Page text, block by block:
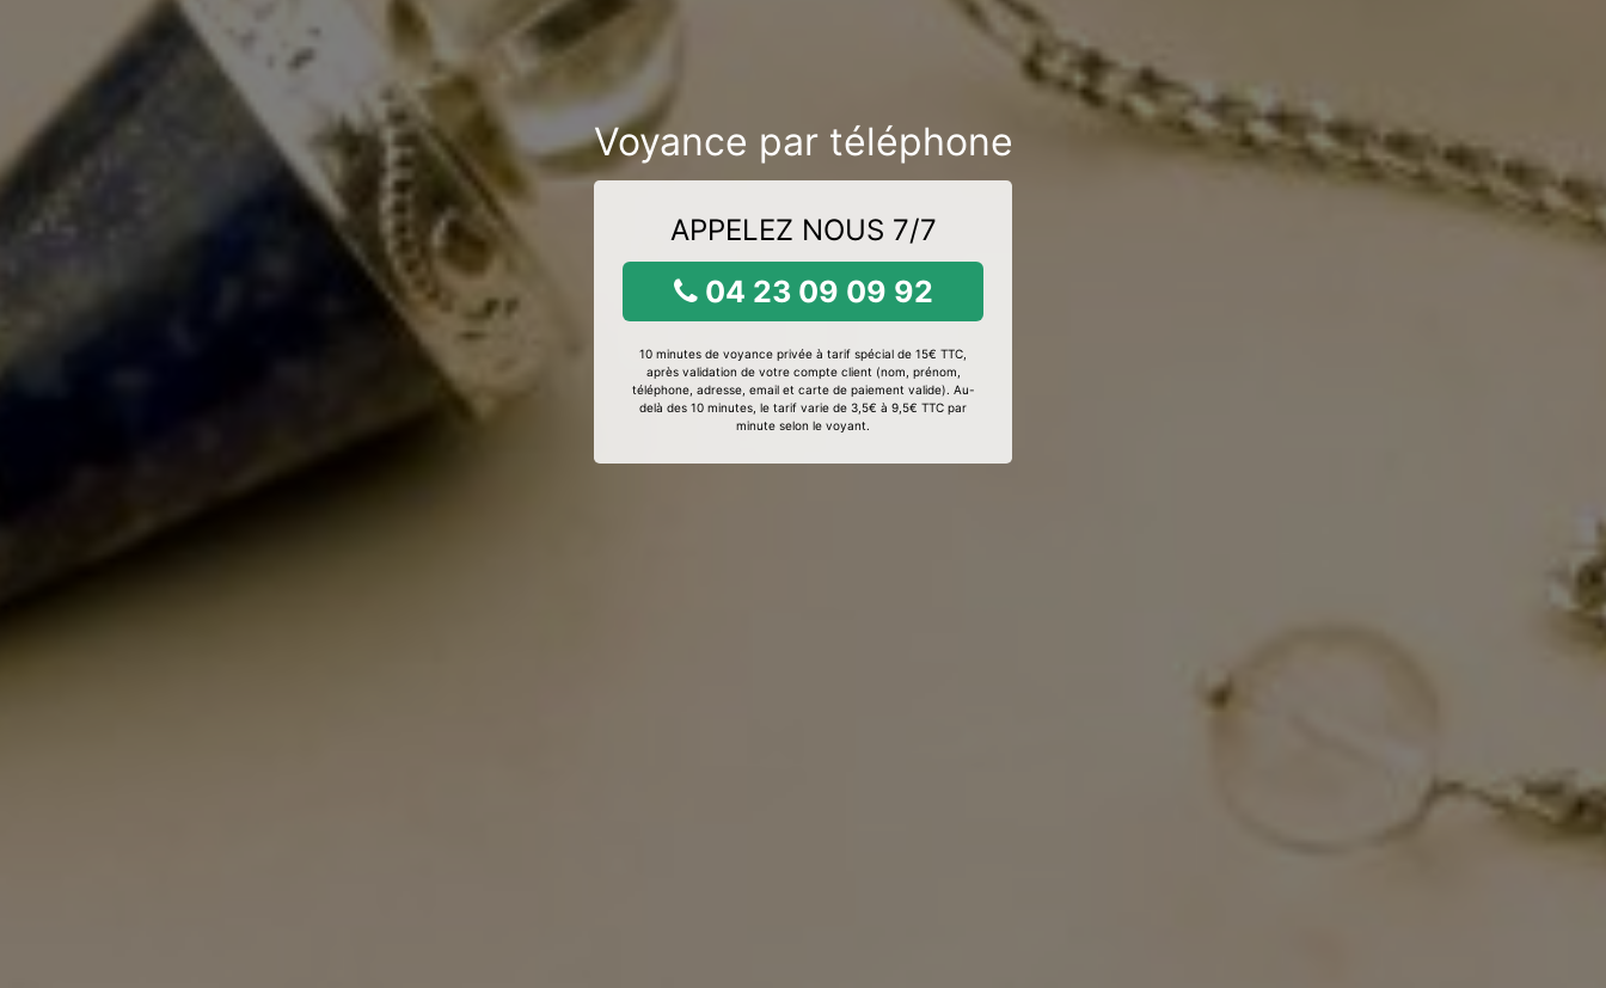
Voyance par téléphone
APPELEZ NOUS 7/7
04 23 09 09 92
10 minutes de voyance privée à tarif spécial de 15€ TTC,
après validation de votre compte client (nom, prénom,
téléphone, adresse, email et carte de paiement valide). Au-
delà des 10 minutes, le tarif varie de 3,5€ à 9,5€ TTC par
minute selon le voyant.